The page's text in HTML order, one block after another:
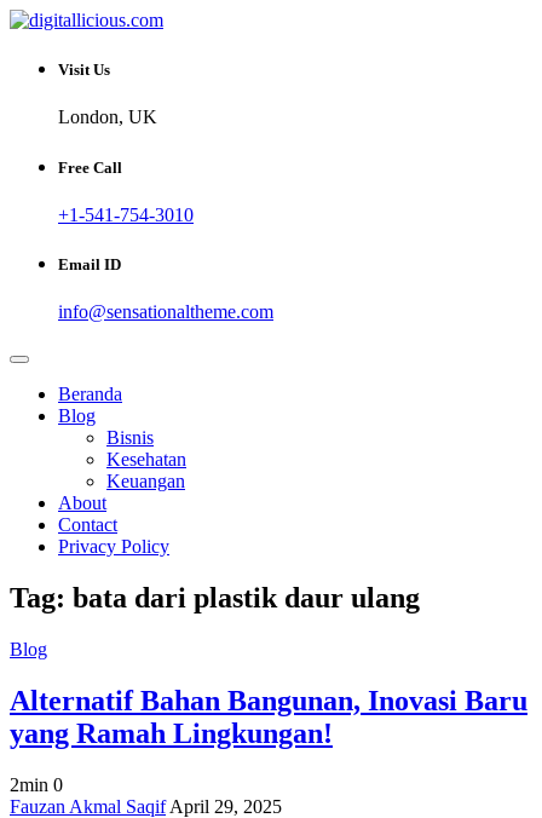
Skip
content
digitallicious.com
Sharing Digital Information
Visit Us
London, UK
Free Call
+1-541-754-3010
Email ID
info@sensationaltheme.com
Beranda
Blog
Bisnis
Kesehatan
Keuangan
About
Contact
Privacy Policy
Tag: bata dari plastik daur ulang
Blog
Alternatif Bahan Bangunan, Inovasi Baru
yang Ramah Lingkungan!
2min 0
on
Fauzan Akmal Saqif April 29, 2025